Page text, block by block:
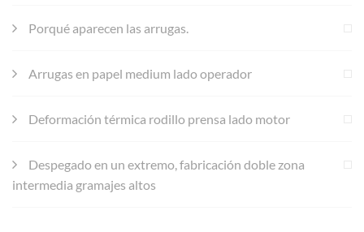
Porqué aparecen las arrugas.
Arrugas en papel medium lado operador
Deformación térmica rodillo prensa lado motor
Despegado en un extremo, fabricación doble zona
intermedia gramajes altos